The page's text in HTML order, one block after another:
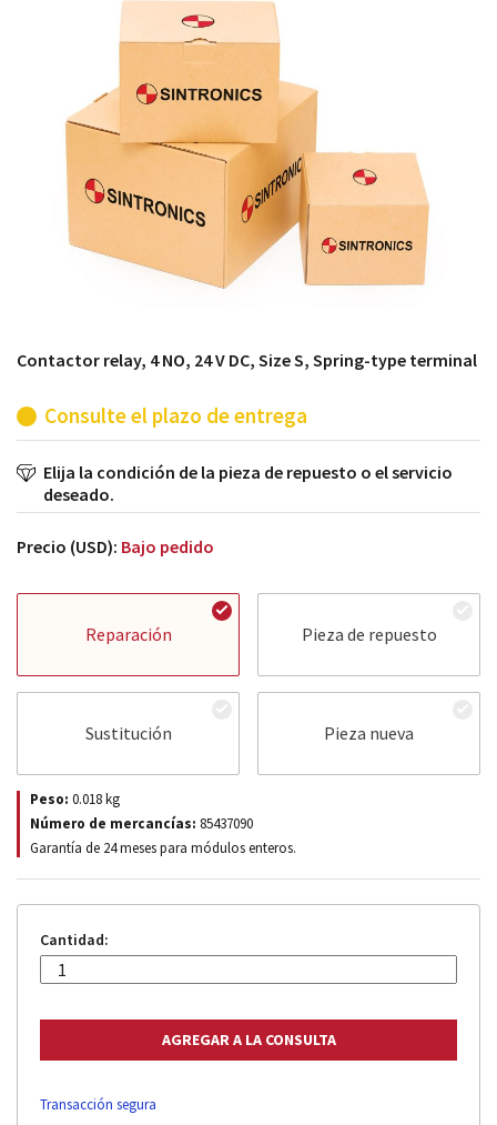
módulos antiguos a un alto nivel técnico o sustitución
de módulos descontinuados por módulos del propio
Contactor relay, 4 NO, 24 V DC, Size S, Spring-type terminal
Consulte el plazo de entrega
Elija la condición de la pieza de repuesto o el servicio
deseado.
Precio (USD): Bajo pedido
Reparación Pieza de repuesto
Sustitución Pieza nueva
Peso: 0.018kg
Número de mercancías: 85437090
Garantía de 24 meses para módulos enteros.
Cantidad:
Transacción segura